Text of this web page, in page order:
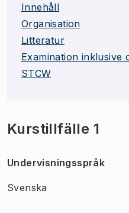
Innehåll
Organisation
Litteratur
Examination inklusive
STCW
Kurstillfälle 1
Undervisningsspråk
Svenska